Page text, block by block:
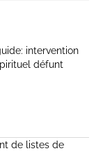
intervention
défunt
de listes de